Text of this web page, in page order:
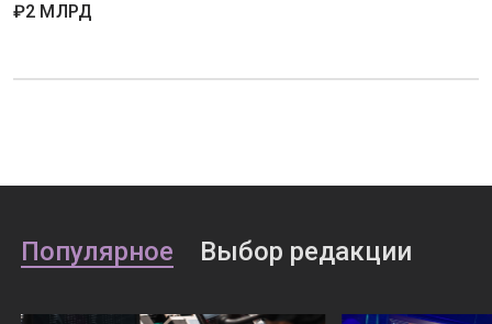
₽2 МЛРД
Популярное Выбор редакции